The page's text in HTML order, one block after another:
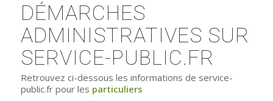
DÉMARCHES
ADMINISTRATIVES SUR
SERVICE-PUBLIC.FR
Retrouvez ci-dessous les informations de service-
public.fr pour les particuliers